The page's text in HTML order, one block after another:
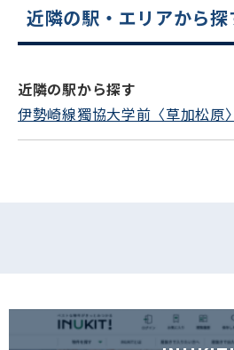
近隣の駅・エリアから探
近隣の駅から探す
伊勢崎線獨協大学前〈草加松原